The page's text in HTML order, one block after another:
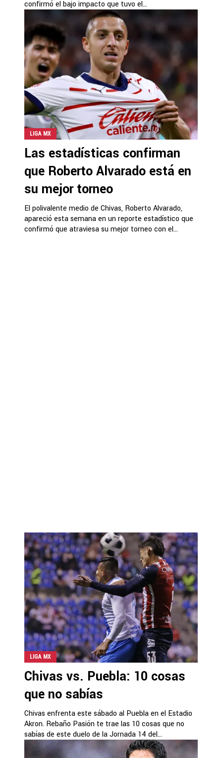
confirmó el bajo impacto que tuvo el...
LIGA MX
Las estadísticas confirman
que Roberto Alvarado está en
su mejor torneo
El polivalente medio de Chivas, Roberto Alvarado,
apareció esta semana en un reporte estadístico que
confirmó que atraviesa su mejor torneo con el...
LIGA MX
Chivas vs. Puebla: 10 cosas
que no sabías
Chivas enfrenta este sábado al Puebla en el Estadio
Akron. Rebaño Pasión te trae las 10 cosas que no
sabías de este duelo de la Jornada 14 del...